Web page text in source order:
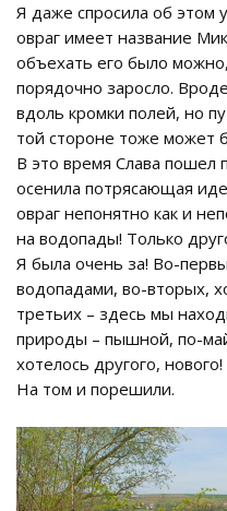
Я даже спросила об этом
овраг имеет название
объехать его было
порядочно заросло.
вдоль кромки полей, но
той стороне тоже может
В это время Слава пошел
осенила потрясающая
овраг непонятно как и
на водопады! Только
Я была очень за! Во-
водопадами, во-вторых,
третьих – здесь мы
природы – пышной, по-
хотелось другого, нового!
На том и порешили.